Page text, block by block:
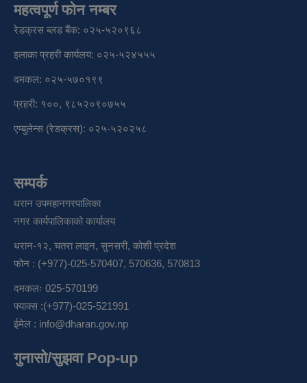
महत्वपूर्ण फोन नम्बर
रेडक्रस ब्लड बैंक: ०२५-५२०९६८
इलाका प्रहरी कार्यलय: ०२५-५२४५५५
दमकल: ०२५-५७०१९९
प्रहरी: १००, ९८५२०९०७५५
एम्बुलेन्स (रेडक्रस): ०२५-५२०२५८
सम्पर्क
धरान उपमहानगरपालिका
नगर कार्यपालिकाको कार्यालय
धरान-१२, चतरा लाइन, सुनसरी, कोशी प्रदेश
फोन : (+977)-025-570407, 570636, 570813
दमकलः 025-570199
फ्याक्स :(+977)-025-521991
ईमेल : info@dharan.gov.np
गुनासो/सुझवा Pop-up